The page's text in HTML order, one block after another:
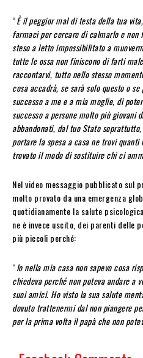
“È il peggior mal di testa della tua
farmaci per cercare di calmarlo e non
steso a letto impossibilitato a
tutte le ossa non finiscono di farti
raccontarvi, tutto nello stesso
cosa accadrà, se sarà solo questo o
successo a me e a mia moglie, di
successo a persone molto più giovani
abbandonati, dal tuo Stato
portare la spesa a casa ne trovi
trovato il modo di sostituire chi ci
Nel video messaggio pubblicato sul
molto provato da una emergenza
quotidianamente la salute
ne è invece uscito, dei parenti
più piccoli perché:
“Io nella mia casa non sapevo cosa
chiedeva perché non poteva andare a
suoi amici. Ho visto la sua salute
dovuto trattenermi dal non piangere
per la prima volta il papà che non